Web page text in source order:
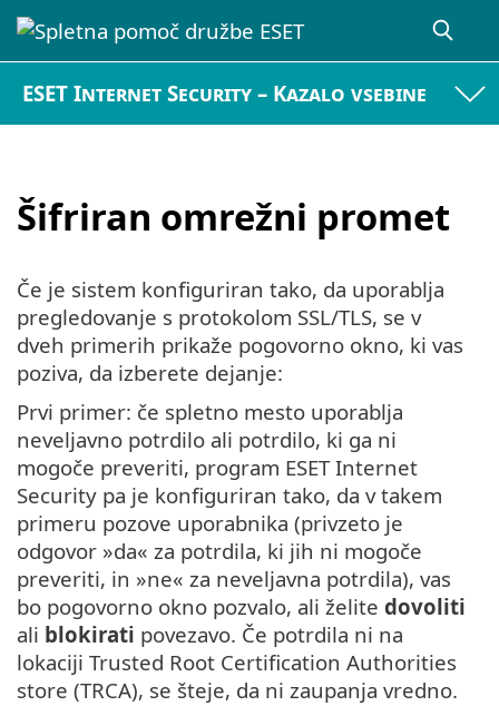
ESET Internet Security – Kazalo vsebine
Šifriran omrežni promet
Če je sistem konfiguriran tako, da uporablja
pregledovanje s protokolom SSL/TLS, se v
dveh primerih prikaže pogovorno okno, ki vas
poziva, da izberete dejanje:
Prvi primer: če spletno mesto uporablja
neveljavno potrdilo ali potrdilo, ki ga ni
mogoče preveriti, program ESET Internet
Security pa je konfiguriran tako, da v takem
primeru pozove uporabnika (privzeto je
odgovor »da« za potrdila, ki jih ni mogoče
preveriti, in »ne« za neveljavna potrdila), vas
bo pogovorno okno pozvalo, ali želite dovoliti
ali blokirati povezavo. Če potrdila ni na
lokaciji Trusted Root Certification Authorities
store (TRCA), se šteje, da ni zaupanja vredno.